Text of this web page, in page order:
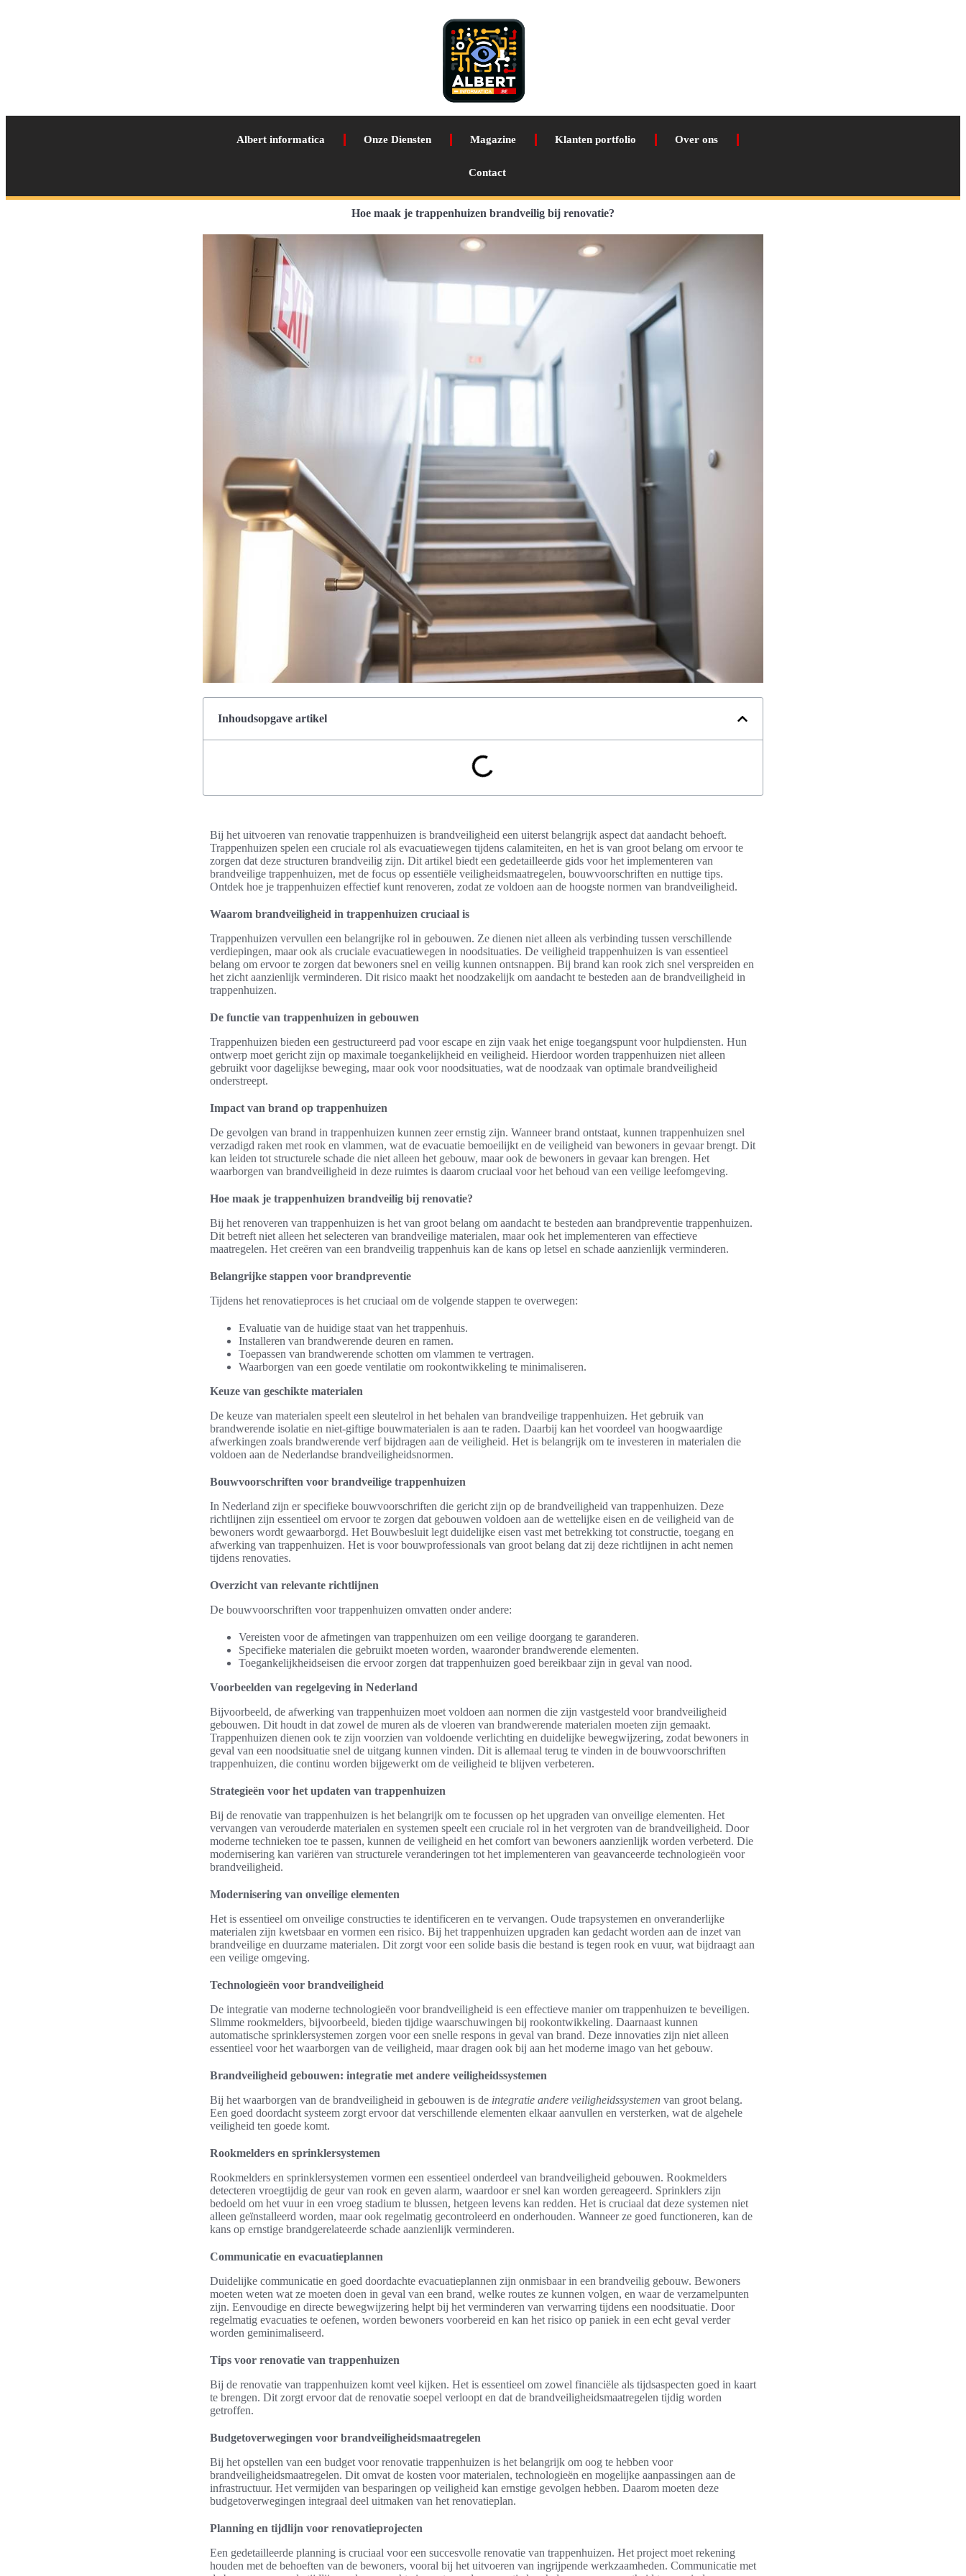
Albert informatica Onze Diensten Magazine Klanten portfolio Over ons
Contact
Hoe maak je trappenhuizen brandveilig bij renovatie?
Inhoudsopgave artikel
Bij het uitvoeren van renovatie trappenhuizen is brandveiligheid een uiterst belangrijk aspect dat aandacht behoeft.
Trappenhuizen spelen een cruciale rol als evacuatiewegen tijdens calamiteiten, en het is van groot belang om ervoor te
zorgen dat deze structuren brandveilig zijn. Dit artikel biedt een gedetailleerde gids voor het implementeren van
brandveilige trappenhuizen, met de focus op essentiële veiligheidsmaatregelen, bouwvoorschriften en nuttige tips.
Ontdek hoe je trappenhuizen effectief kunt renoveren, zodat ze voldoen aan de hoogste normen van brandveiligheid.
Waarom brandveiligheid in trappenhuizen cruciaal is
Trappenhuizen vervullen een belangrijke rol in gebouwen. Ze dienen niet alleen als verbinding tussen verschillende
verdiepingen, maar ook als cruciale evacuatiewegen in noodsituaties. De veiligheid trappenhuizen is van essentieel
belang om ervoor te zorgen dat bewoners snel en veilig kunnen ontsnappen. Bij brand kan rook zich snel verspreiden en
het zicht aanzienlijk verminderen. Dit risico maakt het noodzakelijk om aandacht te besteden aan de brandveiligheid in
trappenhuizen.
De functie van trappenhuizen in gebouwen
Trappenhuizen bieden een gestructureerd pad voor escape en zijn vaak het enige toegangspunt voor hulpdiensten. Hun
ontwerp moet gericht zijn op maximale toegankelijkheid en veiligheid. Hierdoor worden trappenhuizen niet alleen
gebruikt voor dagelijkse beweging, maar ook voor noodsituaties, wat de noodzaak van optimale brandveiligheid
onderstreept.
Impact van brand op trappenhuizen
De gevolgen van brand in trappenhuizen kunnen zeer ernstig zijn. Wanneer brand ontstaat, kunnen trappenhuizen snel
verzadigd raken met rook en vlammen, wat de evacuatie bemoeilijkt en de veiligheid van bewoners in gevaar brengt. Dit
kan leiden tot structurele schade die niet alleen het gebouw, maar ook de bewoners in gevaar kan brengen. Het
waarborgen van brandveiligheid in deze ruimtes is daarom cruciaal voor het behoud van een veilige leefomgeving.
Hoe maak je trappenhuizen brandveilig bij renovatie?
Bij het renoveren van trappenhuizen is het van groot belang om aandacht te besteden aan brandpreventie trappenhuizen.
Dit betreft niet alleen het selecteren van brandveilige materialen, maar ook het implementeren van effectieve
maatregelen. Het creëren van een brandveilig trappenhuis kan de kans op letsel en schade aanzienlijk verminderen.
Belangrijke stappen voor brandpreventie
Tijdens het renovatieproces is het cruciaal om de volgende stappen te overwegen:
Evaluatie van de huidige staat van het trappenhuis.
Installeren van brandwerende deuren en ramen.
Toepassen van brandwerende schotten om vlammen te vertragen.
Waarborgen van een goede ventilatie om rookontwikkeling te minimaliseren.
Keuze van geschikte materialen
De keuze van materialen speelt een sleutelrol in het behalen van brandveilige trappenhuizen. Het gebruik van
brandwerende isolatie en niet-giftige bouwmaterialen is aan te raden. Daarbij kan het voordeel van hoogwaardige
afwerkingen zoals brandwerende verf bijdragen aan de veiligheid. Het is belangrijk om te investeren in materialen die
voldoen aan de Nederlandse brandveiligheidsnormen.
Bouwvoorschriften voor brandveilige trappenhuizen
In Nederland zijn er specifieke bouwvoorschriften die gericht zijn op de brandveiligheid van trappenhuizen. Deze
richtlijnen zijn essentieel om ervoor te zorgen dat gebouwen voldoen aan de wettelijke eisen en de veiligheid van de
bewoners wordt gewaarborgd. Het Bouwbesluit legt duidelijke eisen vast met betrekking tot constructie, toegang en
afwerking van trappenhuizen. Het is voor bouwprofessionals van groot belang dat zij deze richtlijnen in acht nemen
tijdens renovaties.
Overzicht van relevante richtlijnen
De bouwvoorschriften voor trappenhuizen omvatten onder andere:
Vereisten voor de afmetingen van trappenhuizen om een veilige doorgang te garanderen.
Specifieke materialen die gebruikt moeten worden, waaronder brandwerende elementen.
Toegankelijkheidseisen die ervoor zorgen dat trappenhuizen goed bereikbaar zijn in geval van nood.
Voorbeelden van regelgeving in Nederland
Bijvoorbeeld, de afwerking van trappenhuizen moet voldoen aan normen die zijn vastgesteld voor brandveiligheid
gebouwen. Dit houdt in dat zowel de muren als de vloeren van brandwerende materialen moeten zijn gemaakt.
Trappenhuizen dienen ook te zijn voorzien van voldoende verlichting en duidelijke bewegwijzering, zodat bewoners in
geval van een noodsituatie snel de uitgang kunnen vinden. Dit is allemaal terug te vinden in de bouwvoorschriften
trappenhuizen, die continu worden bijgewerkt om de veiligheid te blijven verbeteren.
Strategieën voor het updaten van trappenhuizen
Bij de renovatie van trappenhuizen is het belangrijk om te focussen op het upgraden van onveilige elementen. Het
vervangen van verouderde materialen en systemen speelt een cruciale rol in het vergroten van de brandveiligheid. Door
moderne technieken toe te passen, kunnen de veiligheid en het comfort van bewoners aanzienlijk worden verbeterd. Die
modernisering kan variëren van structurele veranderingen tot het implementeren van geavanceerde technologieën voor
brandveiligheid.
Modernisering van onveilige elementen
Het is essentieel om onveilige constructies te identificeren en te vervangen. Oude trapsystemen en onveranderlijke
materialen zijn kwetsbaar en vormen een risico. Bij het trappenhuizen upgraden kan gedacht worden aan de inzet van
brandveilige en duurzame materialen. Dit zorgt voor een solide basis die bestand is tegen rook en vuur, wat bijdraagt aan
een veilige omgeving.
Technologieën voor brandveiligheid
De integratie van moderne technologieën voor brandveiligheid is een effectieve manier om trappenhuizen te beveiligen.
Slimme rookmelders, bijvoorbeeld, bieden tijdige waarschuwingen bij rookontwikkeling. Daarnaast kunnen
automatische sprinklersystemen zorgen voor een snelle respons in geval van brand. Deze innovaties zijn niet alleen
essentieel voor het waarborgen van de veiligheid, maar dragen ook bij aan het moderne imago van het gebouw.
Brandveiligheid gebouwen: integratie met andere veiligheidssystemen
Bij het waarborgen van de brandveiligheid in gebouwen is de integratie andere veiligheidssystemen van groot belang.
Een goed doordacht systeem zorgt ervoor dat verschillende elementen elkaar aanvullen en versterken, wat de algehele
veiligheid ten goede komt.
Rookmelders en sprinklersystemen
Rookmelders en sprinklersystemen vormen een essentieel onderdeel van brandveiligheid gebouwen. Rookmelders
detecteren vroegtijdig de geur van rook en geven alarm, waardoor er snel kan worden gereageerd. Sprinklers zijn
bedoeld om het vuur in een vroeg stadium te blussen, hetgeen levens kan redden. Het is cruciaal dat deze systemen niet
alleen geïnstalleerd worden, maar ook regelmatig gecontroleerd en onderhouden. Wanneer ze goed functioneren, kan de
kans op ernstige brandgerelateerde schade aanzienlijk verminderen.
Communicatie en evacuatieplannen
Duidelijke communicatie en goed doordachte evacuatieplannen zijn onmisbaar in een brandveilig gebouw. Bewoners
moeten weten wat ze moeten doen in geval van een brand, welke routes ze kunnen volgen, en waar de verzamelpunten
zijn. Eenvoudige en directe bewegwijzering helpt bij het verminderen van verwarring tijdens een noodsituatie. Door
regelmatig evacuaties te oefenen, worden bewoners voorbereid en kan het risico op paniek in een echt geval verder
worden geminimaliseerd.
Tips voor renovatie van trappenhuizen
Bij de renovatie van trappenhuizen komt veel kijken. Het is essentieel om zowel financiële als tijdsaspecten goed in kaart
te brengen. Dit zorgt ervoor dat de renovatie soepel verloopt en dat de brandveiligheidsmaatregelen tijdig worden
getroffen.
Budgetoverwegingen voor brandveiligheidsmaatregelen
Bij het opstellen van een budget voor renovatie trappenhuizen is het belangrijk om oog te hebben voor
brandveiligheidsmaatregelen. Dit omvat de kosten voor materialen, technologieën en mogelijke aanpassingen aan de
infrastructuur. Het vermijden van besparingen op veiligheid kan ernstige gevolgen hebben. Daarom moeten deze
budgetoverwegingen integraal deel uitmaken van het renovatieplan.
Planning en tijdlijn voor renovatieprojecten
Een gedetailleerde planning is cruciaal voor een succesvolle renovatie van trappenhuizen. Het project moet rekening
houden met de behoeften van de bewoners, vooral bij het uitvoeren van ingrijpende werkzaamheden. Communicatie met